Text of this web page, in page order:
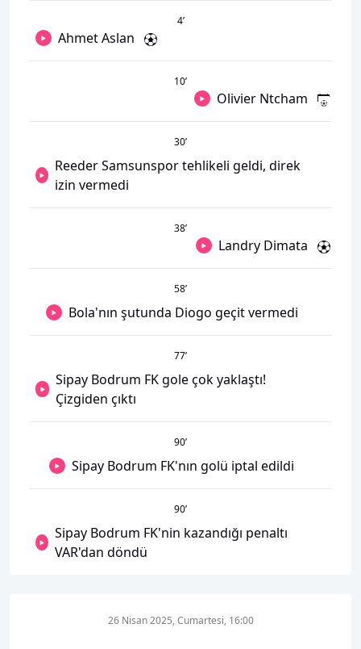
4’
Ahmet Aslan
10’
Olivier Ntcham
30’
Reeder Samsunspor tehlikeli geldi, direk
izin vermedi
38’
Landry Dimata
58’
Bola'nın şutunda Diogo geçit vermedi
77’
Sipay Bodrum FK gole çok yaklaştı!
Çizgiden çıktı
90’
Sipay Bodrum FK'nın golü iptal edildi
90’
Sipay Bodrum FK'nin kazandığı penaltı
VAR'dan döndü
26 Nisan 2025, Cumartesi, 16:00